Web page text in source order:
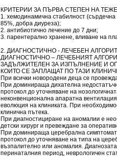
КРИТЕРИИ ЗА ПЪРВА СТЕПЕН НА
1. хемодинамична стабилност
85%, добра диуреза);
2. антибиотично лечение до 7 дни;
3. парентерално хранене, вливане на
2. ДИАГНОСТИЧНО - ЛЕЧЕБЕН
ДИАГНОСТИЧНО – ЛЕЧЕБНИЯТ
ЗАДЪЛЖИТЕЛЕН ЗА ИЗПЪЛНЕНИЕ И
КОИТО СЕ ЗАПЛАЩАТ ПО ТАЗИ
При всички новородени деца се
При доминираща дихателна
протокол до уточняване на
неконвенционална апаратна
еволюция на клиниката. При
клинична пътека.
При диагностициране на аномалии е
детски хирург и превеждане за
При доминираща церебрална
протокол до уточняване на типа на
възпалително или аномалия.
перинаталния период, неврологичен